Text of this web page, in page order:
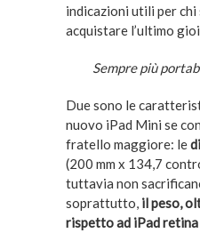
indicazioni utili per chi
acquistare l’ultimo
Sempre più
Due sono le
nuovo iPad Mini se
fratello maggiore: le
(200 mm x 134,7
tuttavia non
soprattutto, il peso,
rispetto ad iPad retina